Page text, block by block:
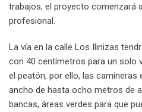
trabajos, el proyecto comenzará
profesional.
La vía en la calle Los Ilinizas
con 40 centímetros para un solo
el peatón, por ello, las camineras
ancho de hasta ocho metros de
bancas, áreas verdes para que